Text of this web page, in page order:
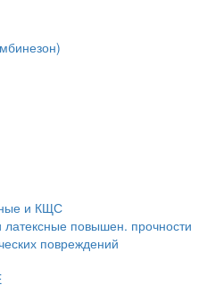
и КЩС
повышен. прочности
повреждений